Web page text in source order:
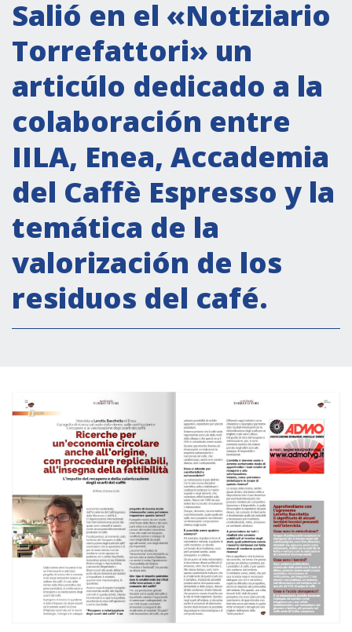
Secretaría Cultural
Secretaría Socioeconómica
Secretaría Técnico-científica
Forum Pymes
Conferencia Italia- América Latina y el Caribe
Red para la promoción de la igualdad de
género
Partnership
COOPERACIÓN
Justicia y Seguridad
EUROsociAL
EL PAcCTO
EUROFRONT
COPOLAD III
AL-INVEST Verde
MEDIOS
Salió en el «Notiziario
Torrefattori» un
articúlo dedicado a la
colaboración entre
IILA, Enea, Accademia
del Caffè Espresso y la
temática de la
valorización de los
residuos del café.